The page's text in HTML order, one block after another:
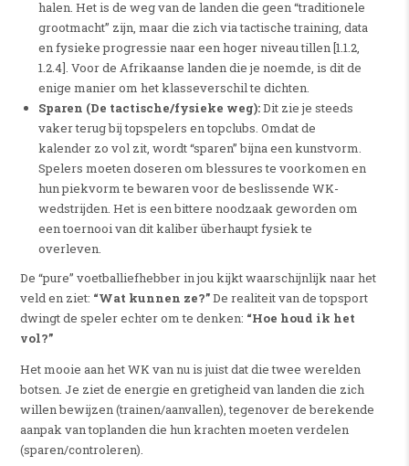
halen. Het is de weg van de landen die geen “traditionele
grootmacht” zijn, maar die zich via tactische training, data
en fysieke progressie naar een hoger niveau tillen [1.1.2,
1.2.4]. Voor de Afrikaanse landen die je noemde, is dit de
enige manier om het klasseverschil te dichten.
Sparen (De tactische/fysieke weg):Dit zie je steeds
vaker terug bij topspelers en topclubs. Omdat de
kalender zo vol zit, wordt “sparen” bijna een kunstvorm.
Spelers moeten doseren om blessures te voorkomen en
hun piekvorm te bewaren voor de beslissende WK-
wedstrijden. Het is een bittere noodzaak geworden om
een toernooi van dit kaliber überhaupt fysiek te
overleven.
De “pure” voetballiefhebber in jou kijkt waarschijnlijk naar het
veld en ziet: “Wat kunnen ze?”De realiteit van de topsport
dwingt de speler echter om te denken: “Hoe houd ik het
vol?”
Het mooie aan het WK van nu is juist dat die twee werelden
botsen. Je ziet de energie en gretigheid van landen die zich
willen bewijzen (trainen/aanvallen), tegenover de berekende
aanpak van toplanden die hun krachten moeten verdelen
(sparen/controleren).